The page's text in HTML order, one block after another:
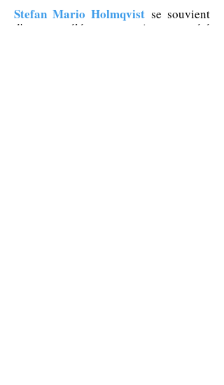
Stefan Mario Holmqvistse souvient
d'autres éléments qui ont été